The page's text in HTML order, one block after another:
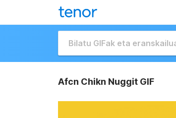
Afcn Chikn Nuggit GIF